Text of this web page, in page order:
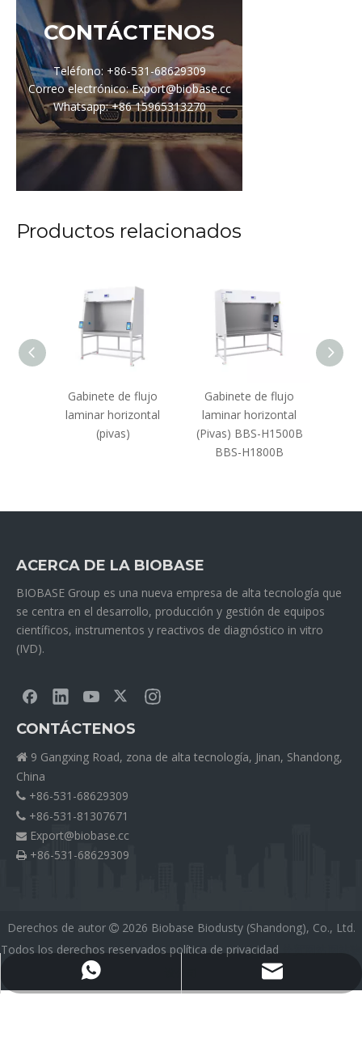
CONTÁCTENOS
Teléfono: +86-531-68629309
Correo electrónico: Export@biobase.cc
Whatsapp: +86 15965313270
Productos relacionados
Gabinete de flujo
laminar horizontal
(pivas)
Gabinete de flujo
laminar horizontal
(Pivas) BBS-H1500B
BBS-H1800B
ACERCA DE LA BIOBASE
BIOBASE Group es una nueva empresa de alta tecnología que
se centra en el desarrollo, producción y gestión de equipos
científicos, instrumentos y reactivos de diagnóstico in vitro
(IVD).
CONTÁCTENOS
 9 Gangxing Road, zona de alta tecnología, Jinan, Shandong,
China
 +86-531-68629309
 +86-531-81307671
 Export@biobase.cc
 +86-531-68629309
Derechos de autor  2026 Biobase Biodusty (Shandong), Co., Ltd.
Todos los derechos reservados política de privacidad